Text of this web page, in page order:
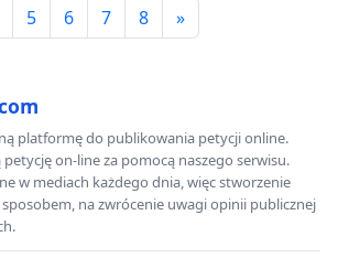
5 6 7 8 »
platformę do publikowania petycji online.
on-line za pomocą naszego serwisu.
w mediach każdego dnia, więc stworzenie
na zwrócenie uwagi opinii publicznej